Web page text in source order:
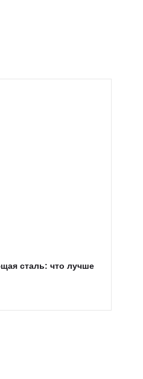
сталь: что лучше